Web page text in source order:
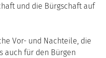
und die Bürgschaft auf
Vor- und Nachteile, die
auch für den Bürgen